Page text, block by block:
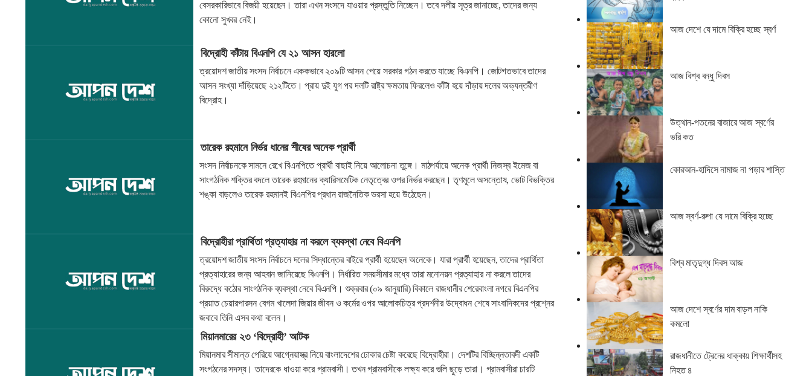
বেসরকারিভাবে বিজয়ী হয়েছেন। তারা এখন সংসদে যাওয়ার প্রস্তুতি নিচ্ছেন। তবে দলীয় সূত্র জানাচ্ছে, তাদের জন্য
কোনো সুখবর নেই।
বিদ্রোহী কাঁটায় বিএনপি যে ২১ আসন হারলো
ত্রয়োদশ জাতীয় সংসদ নির্বাচনে এককভাবে ২০৯টি আসন পেয়ে সরকার গঠন করতে যাচ্ছে বিএনপি। জোটগতভাবে তাদের
আসন সংখ্যা দাঁড়িয়েছে ২১২টিতে। প্রায় দুই যুগ পর দলটি রাষ্ট্র ক্ষমতায় ফিরলেও কাঁটা হয়ে দাঁড়ায় দলের অভ্যন্তরীণ
বিদ্রোহ।
তারেক রহমানে নির্ভর ধানের শীষের অনেক প্রার্থী
সংসদ নির্বাচনকে সামনে রেখে বিএনপিতে প্রার্থী বাছাই নিয়ে আলোচনা তুঙ্গে। মাঠপর্যায়ে অনেক প্রার্থী নিজস্ব ইমেজ বা
সাংগঠনিক শক্তির বদলে তারেক রহমানের ক্যারিসমেটিক নেতৃত্বের ওপর নির্ভর করছেন। তৃণমূলে অসন্তোষ, ভোট বিভক্তির
শঙ্কা বাড়লেও তারেক রহমানই বিএনপির প্রধান রাজনৈতিক ভরসা হয়ে উঠেছেন।
বিদ্রোহীরা প্রার্থিতা প্রত্যাহার না করলে ব্যবস্থা নেবে বিএনপি
ত্রয়োদশ জাতীয় সংসদ নির্বাচনে দলের সিদ্ধান্তের বাইরে প্রার্থী হয়েছেন অনেকে। যারা প্রার্থী হয়েছেন, তাদের প্রার্থিতা
প্রত্যাহারের জন্য আহবান জানিয়েছে বিএনপি। নির্ধারিত সময়সীমার মধ্যে তারা মনোনয়ন প্রত্যাহার না করলে তাদের
বিরুদ্ধে কঠোর সাংগঠনিক ব্যবস্থা নেবে বিএনপি। শুক্রবার (০৯ জানুয়ারি) বিকালে রাজধানীর শেরেবাংলা নগরে বিএনপির
প্রয়াত চেয়ারপারসন বেগম খালেদা জিয়ার জীবন ও কর্মের ওপর আলোকচিত্র প্রদর্শনীর উদ্বোধন শেষে সাংবাদিকদের প্রশ্নের
জবাবে তিনি এসব কথা বলেন।
মিয়ানমারের ২৩ ‘বিদ্রোহী’ আটক
মিয়ানমার সীমান্ত পেরিয়ে আগ্নেয়াস্ত্র নিয়ে বাংলাদেশের ঢোকার চেষ্টা করেছে বিদ্রোহীরা। দেশটির বিচ্ছিন্নতাবদী একটি
সংগঠনের সদস্য। তাদেরকে ধাওয়া করে গ্রামবাসী। তখন গ্রামবাসীকে লক্ষ্য করে গুলি ছুড়ে তারা। গ্রামবাসীরা চারটি
আজ দেশে যে দামে বিক্রি হচ্ছে স্বর্ণ
আজ বিশ্ব বন্ধু দিবস
উত্থান-পতনের বাজারে আজ স্বর্ণের
ভরি কত
কোরআন-হাদিসে নামাজ না পড়ার শাস্তি
আজ স্বর্ণ-রুপা যে দামে বিক্রি হচ্ছে
বিশ্ব মাতৃদুগ্ধ দিবস আজ
আজ দেশে স্বর্ণের দাম বাড়ল নাকি
কমলো
রাজধানীতে ট্রেনের ধাক্কায় শিক্ষার্থীসহ
নিহত ৪